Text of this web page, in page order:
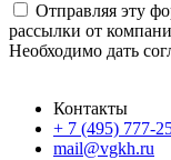
Отправляя эту
рассылки от
Необходимо дать
Контакты
+ 7 (495) 777-
mail@vgkh.ru